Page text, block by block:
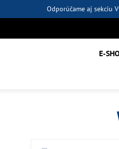
Odporúčame aj sekciu
E-